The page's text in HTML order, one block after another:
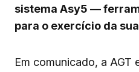
sistema Asy5 —
para o exercício da
Em comunicado, a AGT